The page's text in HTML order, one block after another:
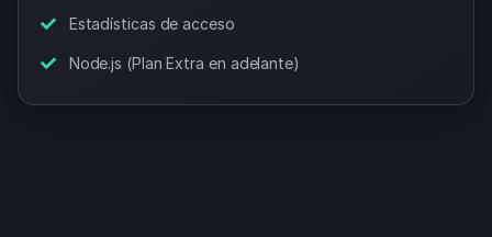
Estadísticas de acceso
Node.js (Plan Extra en adelante)